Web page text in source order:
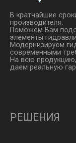
В кратчайшие
производителя.
Поможем Вам
элементы
Модернизируем
современными
На всю
даем реальную
РЕШЕНИЯ